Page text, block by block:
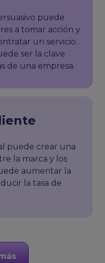
puede
a tomar acción y
un servicio.
ser la clave
de una empresa.
puede crear una
la marca y los
aumentar la
la tasa de